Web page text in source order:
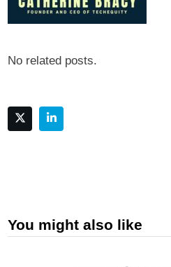
No related posts.
You might also like